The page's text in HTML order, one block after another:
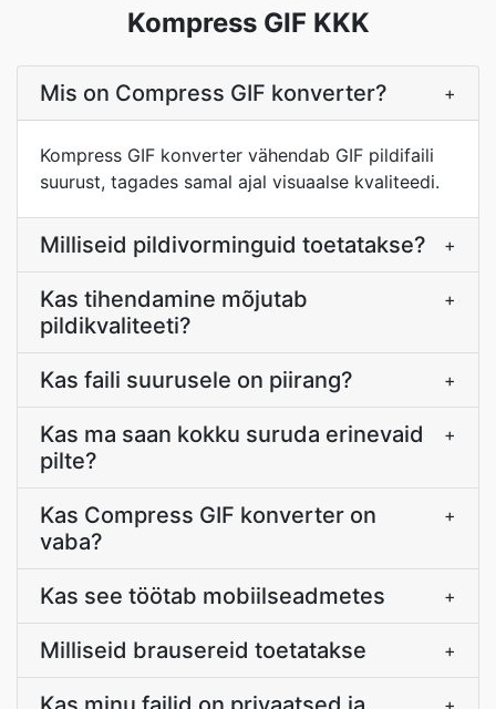
Kompress GIF KKK
Mis on Compress GIF konverter? +
Kompress GIF konverter vähendab GIF pildifaili
suurust, tagades samal ajal visuaalse kvaliteedi.
Milliseid pildivorminguid toetatakse? +
Kas tihendamine mõjutab
pildikvaliteeti?
+
Kas faili suurusele on piirang? +
Kas ma saan kokku suruda erinevaid
pilte?
+
Kas Compress GIF konverter on
vaba?
+
Kas see töötab mobiilseadmetes +
Milliseid brausereid toetatakse +
+